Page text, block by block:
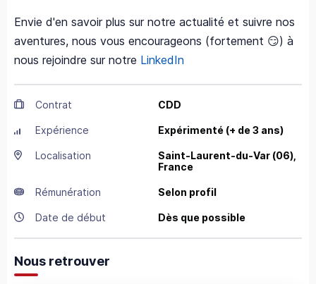
Envie d'en savoir plus sur notre actualité et suivre nos
aventures, nous vous encourageons (fortement 😏) à
nous rejoindre sur notre LinkedIn
Contrat CDD
Expérience Expérimenté (+ de 3 ans)
Localisation Saint-Laurent-du-Var (06),
France
Rémunération Selon profil
Date de début Dès que possible
Nous retrouver